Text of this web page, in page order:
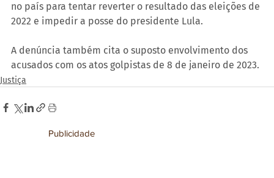
no país para tentar reverter o resultado das eleições de
2022 e impedir a posse do presidente Lula.
A denúncia também cita o suposto envolvimento dos
acusados com os atos golpistas de 8 de janeiro de 2023.
Justiça
Publicidade